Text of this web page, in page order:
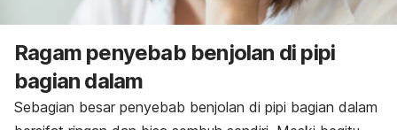
Ragam penyebab benjolan di pipi
bagian dalam
Sebagian besar penyebab benjolan di pipi bagian dalam